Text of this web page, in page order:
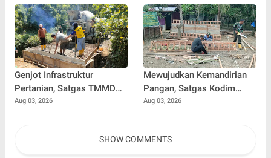
Hari
Genjot Infrastruktur
Pertanian, Satgas TMMD
Ke-129 Kebut Pengecoran
Aug 03, 2026
Mewujudkan Kemandirian
Pangan, Satgas Kodim
0102/Pidie Bangun
Aug 03, 2026
SHOW COMMENTS